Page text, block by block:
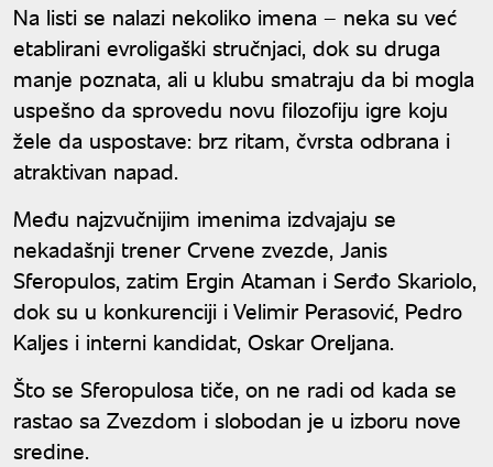
Na listi se nalazi nekoliko imena – neka su već
etablirani evroligaški stručnjaci, dok su druga
manje poznata, ali u klubu smatraju da bi mogla
uspešno da sprovedu novu filozofiju igre koju
žele da uspostave: brz ritam, čvrsta odbrana i
atraktivan napad.
Među najzvučnijim imenima izdvajaju se
nekadašnji trener Crvene zvezde, Janis
Sferopulos, zatim Ergin Ataman i Serđo Skariolo,
dok su u konkurenciji i Velimir Perasović, Pedro
Kaljes i interni kandidat, Oskar Oreljana.
Što se Sferopulosa tiče, on ne radi od kada se
rastao sa Zvezdom i slobodan je u izboru nove
sredine.